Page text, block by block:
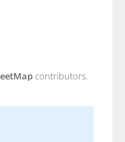
contributors.